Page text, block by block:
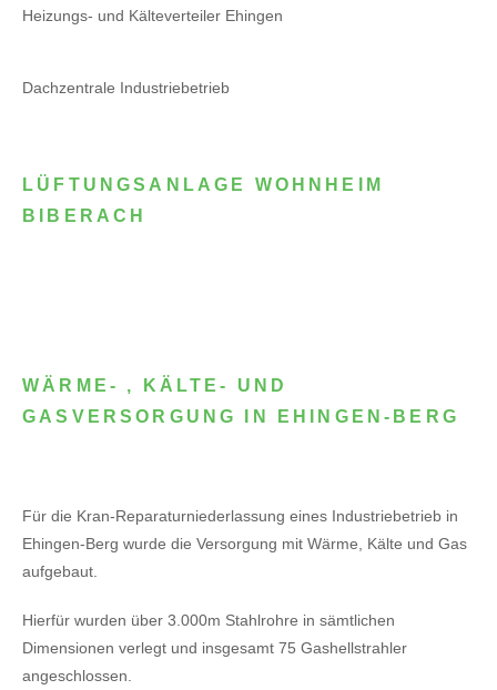
Heizungs- und Kälteverteiler Ehingen
Dachzentrale Industriebetrieb
LÜFTUNGSANLAGE WOHNHEIM
BIBERACH
WÄRME- , KÄLTE- UND
GASVERSORGUNG IN EHINGEN-BERG
Für die Kran-Reparaturniederlassung eines Industriebetrieb in
Ehingen-Berg wurde die Versorgung mit Wärme, Kälte und Gas
aufgebaut.
Hierfür wurden über 3.000m Stahlrohre in sämtlichen
Dimensionen verlegt und insgesamt 75 Gashellstrahler
angeschlossen.